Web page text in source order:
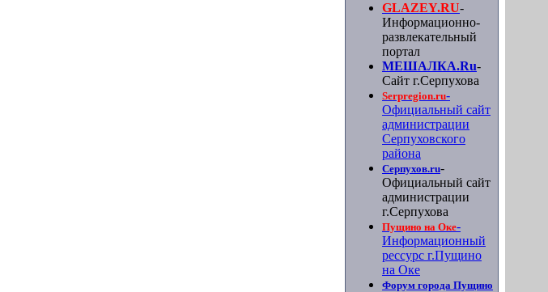
GLAZEY.RU-
Информационно-
развлекательный
портал
МЕШАЛКА.Ru-
Сайт г.Серпухова
Serpregion.ru-
Официальный сайт
администрации
Серпуховского
района
Серпухов.ru-
Официальный сайт
администрации
г.Серпухова
Пущино на Оке-
Информационный
рессурс г.Пущино
на Оке
Форум города Пущино